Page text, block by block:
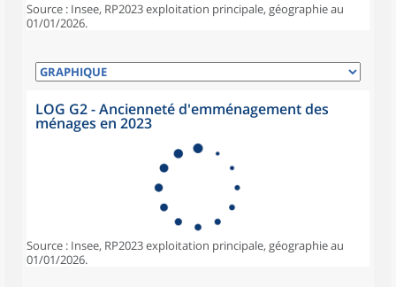
Source : Insee, RP2023 exploitation principale, géographie au
01/01/2026.
LOG G2 - Ancienneté d'emménagement des
ménages en 2023
Source : Insee, RP2023 exploitation principale, géographie au
01/01/2026.